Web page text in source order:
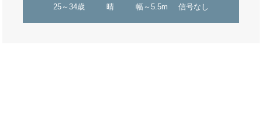
25～34歳 晴 幅～5.5m 信号なし